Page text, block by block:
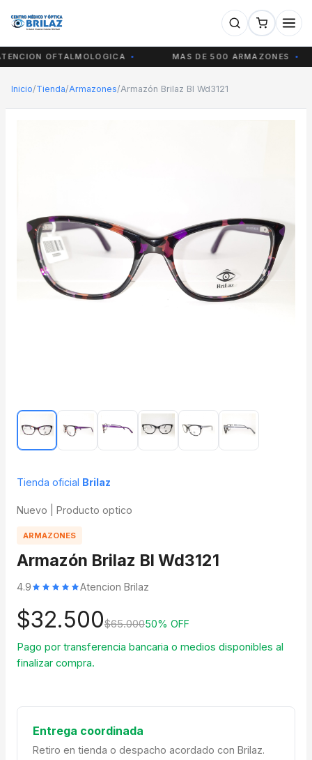
OFTALMOLOGICA MAS DE 500 ARMAZONES
Inicio/Tienda/Armazones/Armazón Brilaz Bl Wd3121
Tienda oficial Brilaz
Nuevo | Producto optico
ARMAZONES
Armazón Brilaz Bl Wd3121
4.9 Atencion Brilaz
$32.500$65.00050% OFF
Pago por transferencia bancaria o medios disponibles al
finalizar compra.
Entrega coordinada
Retiro en tienda o despacho acordado con Brilaz.